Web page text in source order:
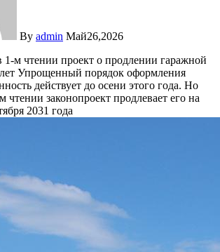
By admin Май26,2026
Упрощенный порядок оформления
действует до осени этого года. Но
законопроект продлевает его на
2031 года